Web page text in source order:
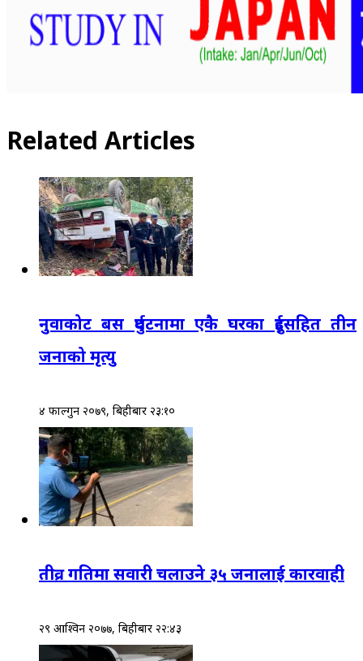
Related Articles
नुवाकोट बस दुर्घटनामा एकै घरका दुईसहित तीन
जनाको मृत्यु
४ फाल्गुन २०७९, बिहीबार २३:१०
तीव्र गतिमा सवारी चलाउने ३५ जनालाई कारवाही
२९ आश्विन २०७७, बिहीबार २२:४३